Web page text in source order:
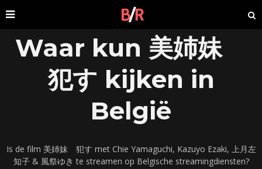
Waar kun 美姉妹
犯す kijken in
België
Is de film 美姉妹 犯す met Chie Yamaguchi, Kazuyo Ezaki, 上月左
知子 & 風祭ゆき te streamen op Belgische streamingdiensten?